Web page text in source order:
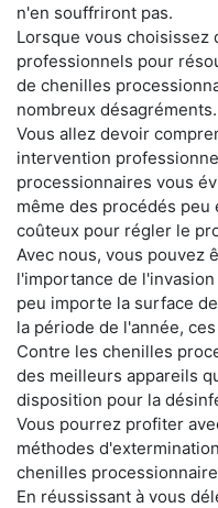
n'en souffriront pas.
Lorsque vous choisissez
professionnels pour
de chenilles
nombreux désagréments.
Vous allez devoir
intervention
processionnaires vous
même des procédés
coûteux pour régler le
Avec nous, vous pouvez
l'importance de
peu importe la surface
la période de l'année,
Contre les chenilles
des meilleurs appareils
disposition pour la
Vous pourrez profiter
méthodes
chenilles
En réussissant à vous